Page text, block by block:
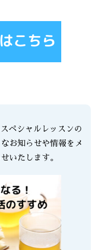
ペシャルレッスンの
お知らせや情報をメ
いたします。